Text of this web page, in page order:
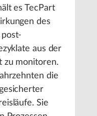
es TecPart
des
aus der
zu monitoren.
die
Sie